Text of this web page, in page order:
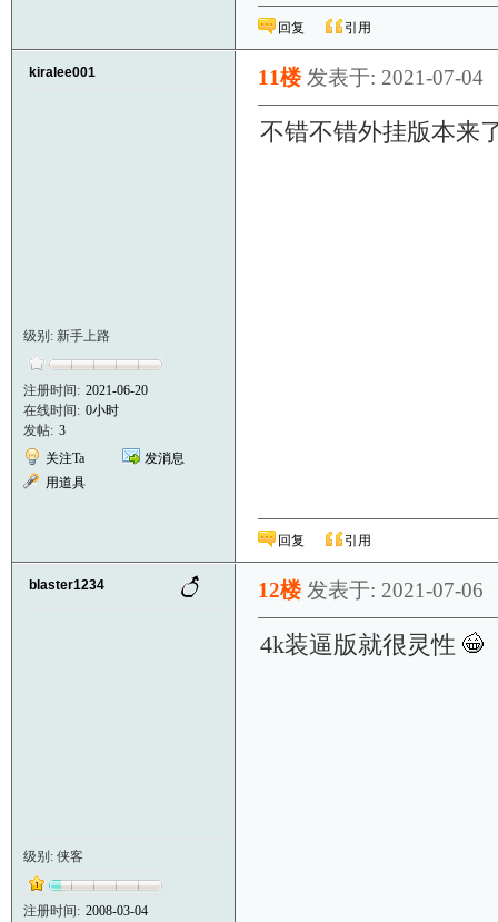
回复 引用
kiralee001
级别: 新手上路
注册时间: 2021-06-20
在线时间: 0小时
发帖: 3
关注Ta
发消息
用道具
11楼 发表于: 2021-07-04
不错不错外挂版本来
回复 引用
blaster1234
级别: 侠客
注册时间: 2008-03-04
12楼 发表于: 2021-07-06
4k装逼版就很灵性